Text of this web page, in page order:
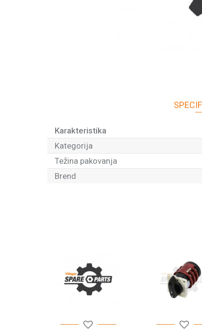
Karakteristika
Kategorija
Težina pakovanja
Brend
POŠALJI